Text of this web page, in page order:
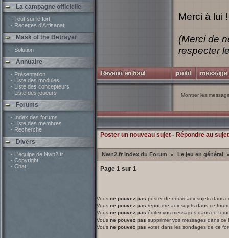
La campagne officielle
- Tout sur le fort
- Recettes d'Artisanat
Mask of the Betrayer
- Solution
Annuaire
- Présentation
- Liste des modules
- Liste des concepteurs
- Liste des joueurs
Forums
- Index des forums
- Liste des membres
- Recherche
Divers
- L'équipe de Nwn2.fr
- Copyright
- Chat
Merci à lui !
(Merci de
respecter
Montrer les
Poster un nouveau sujet- Répondre au sujet
Nwn2.fr Index du Forum » Le jeu en général
Page 1sur 1
Vous ne pouvez pas poster de nouveaux sujets dans
Vous ne pouvez pas répondre aux sujets dans ce
Vous ne pouvez pas éditer vos messages dans ce
Vous ne pouvez pas supprimer vos messages dans ce
Vous ne pouvez pas voter dans les sondages de ce